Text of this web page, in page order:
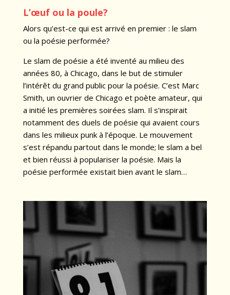
L’œuf ou la poule?
Alors qu’est-ce qui est arrivé en premier : le slam
ou la poésie performée?
Le slam de poésie a été inventé au milieu des
années 80, à Chicago, dans le but de stimuler
l’intérêt du grand public pour la poésie. C’est Marc
Smith, un ouvrier de Chicago et poète amateur, qui
a initié les premières soirées slam. Il s’inspirait
notamment des duels de poésie qui avaient cours
dans les milieux punk à l’époque. Le mouvement
s’est répandu partout dans le monde; le slam a bel
et bien réussi à populariser la poésie. Mais la
poésie performée existait bien avant le slam…